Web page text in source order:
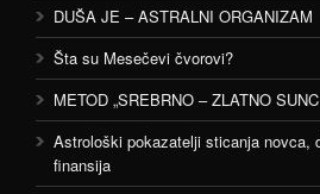
DUŠA JE – ASTRALNI ORGANIZAM
Šta su Mesečevi čvorovi?
METOD „SREBRNO – ZLATNO
Astrološki pokazatelji sticanja novca,
finansija